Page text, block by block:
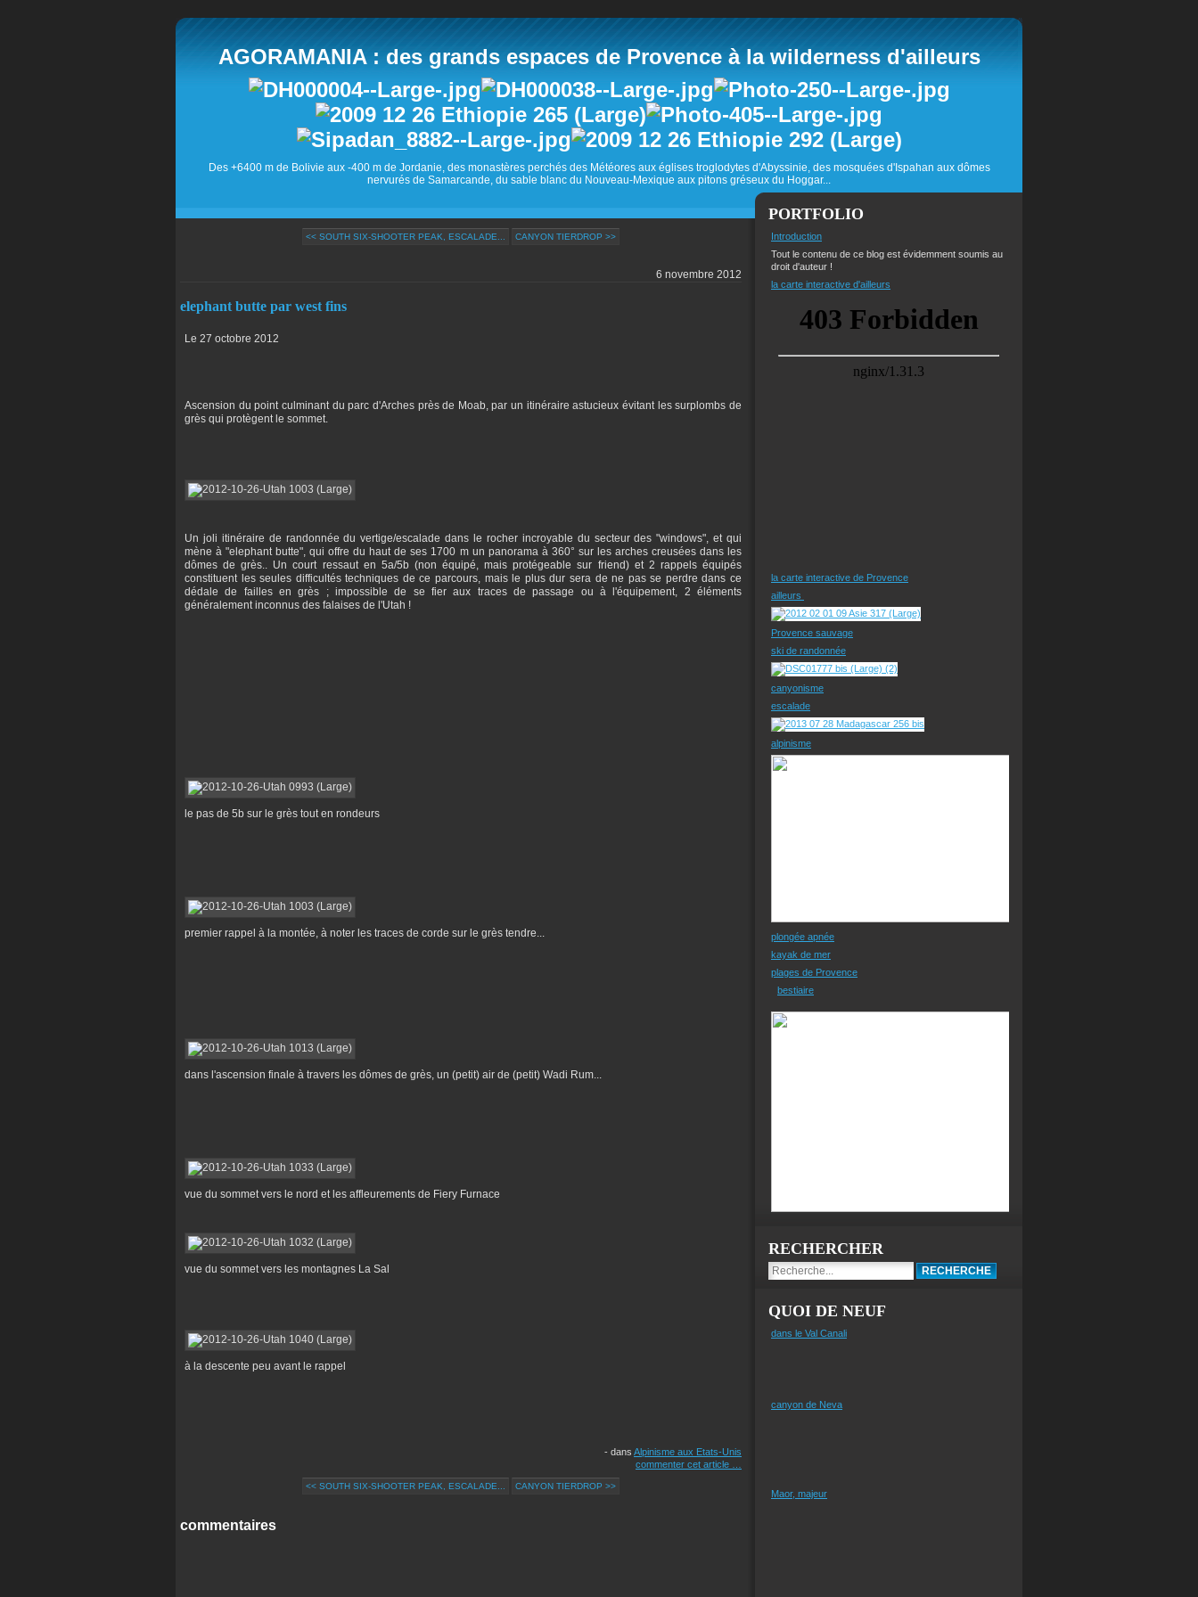
AGORAMANIA : des grands espaces de Provence à la wilderness d'ailleurs
Des +6400 m de Bolivie aux -400 m de Jordanie, des monastères perchés des Météores aux églises troglodytes d'Abyssinie, des mosquées d'Ispahan aux dômes
nervurés de Samarcande, du sable blanc du Nouveau-Mexique aux pitons gréseux du Hoggar...
<< SOUTH SIX-SHOOTER PEAK, ESCALADE... CANYON TIERDROP >>
6 novembre 2012
elephant butte par west fins
Le 27 octobre 2012
Ascension du point culminant du parc d'Arches près de Moab, par un itinéraire astucieux évitant les surplombs de
grès qui protègent le sommet.
Un joli itinéraire de randonnée du vertige/escalade dans le rocher incroyable du secteur des "windows", et qui
mène à "elephant butte", qui offre du haut de ses 1700 m un panorama à 360° sur les arches creusées dans les
dômes de grès.. Un court ressaut en 5a/5b (non équipé, mais protégeable sur friend) et 2 rappels équipés
constituent les seules difficultés techniques de ce parcours, mais le plus dur sera de ne pas se perdre dans ce
dédale de failles en grès ; impossible de se fier aux traces de passage ou à l'équipement, 2 éléments
généralement inconnus des falaises de l'Utah !
le pas de 5b sur le grès tout en rondeurs
premier rappel à la montée, à noter les traces de corde sur le grès tendre...
dans l'ascension finale à travers les dômes de grès, un (petit) air de (petit) Wadi Rum...
vue du sommet vers le nord et les affleurements de Fiery Furnace
vue du sommet vers les montagnes La Sal
à la descente peu avant le rappel
- dans Alpinisme aux Etats-Unis
commenter cet article
<< SOUTH SIX-SHOOTER PEAK, ESCALADE... CANYON TIERDROP >>
commentaires
PORTFOLIO
Introduction
Tout le contenu de ce blog est évidemment soumis au
droit d'auteur !
la carte interactive d'ailleurs
la carte interactive de Provence
ailleurs
Provence sauvage
ski de randonnée
canyonisme
escalade
alpinisme
plongée apnée
kayak de mer
plages de Provence
bestiaire
RECHERCHER
QUOI DE NEUF
dans le Val Canali
canyon de Neva
Maor, majeur